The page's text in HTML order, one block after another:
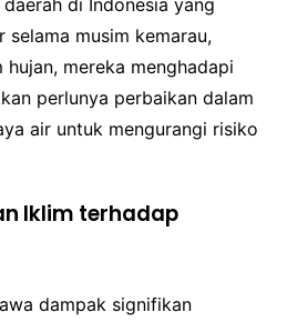
di Indonesia yang
selama musim kemarau,
mereka menghadapi
perlunya perbaikan dalam
air untuk mengurangi risiko
Iklim terhadap
dampak signifikan